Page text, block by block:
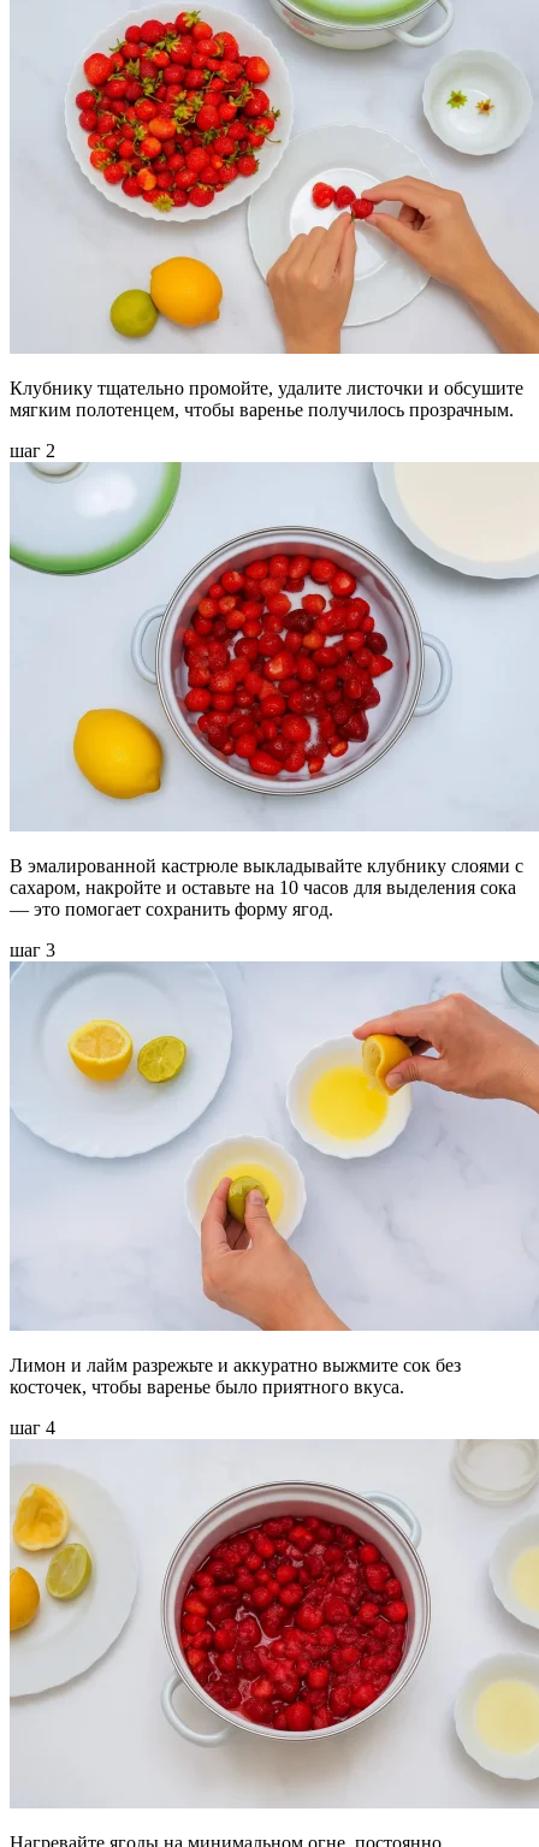
Клубнику тщательно промойте, удалите листочки и обсушите
мягким полотенцем, чтобы варенье получилось прозрачным.
шаг 2
В эмалированной кастрюле выкладывайте клубнику слоями с
сахаром, накройте и оставьте на 10 часов для выделения сока
— это помогает сохранить форму ягод.
шаг 3
Лимон и лайм разрежьте и аккуратно выжмите сок без
косточек, чтобы варенье было приятного вкуса.
шаг 4
Нагревайте ягоды на минимальном огне, постоянно